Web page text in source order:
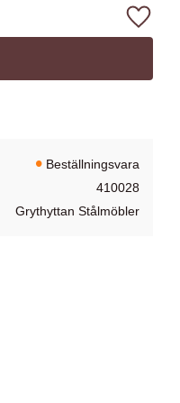
Lägg
Beställningsvara
410028
Grythyttan Stålmöbler